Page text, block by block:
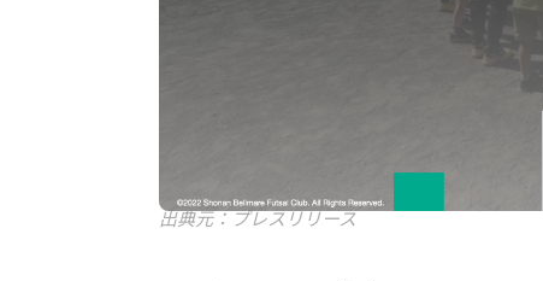
出典元：プレスリリース